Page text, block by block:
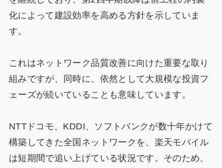
化によって建設効率を高める方針を示していま
す。
これはネットワーク品質改善に向けた重要な取り
組みですが、同時に、依然として大規模な投資フ
ェーズが続いていることも意味しています。
NTTドコモ、KDDI、ソフトバンクが数十年かけて
構築してきた全国ネットワークを、楽天モバイル
は短期間で追い上げている状況です。そのため、